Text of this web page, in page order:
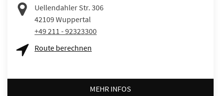
Uellendahler Str. 306
42109Wuppertal
+49 211 - 92323300
Route berechnen
MEHR INFOS